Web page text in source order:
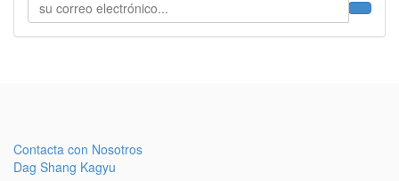
Contacta con Nosotros
Dag Shang Kagyu